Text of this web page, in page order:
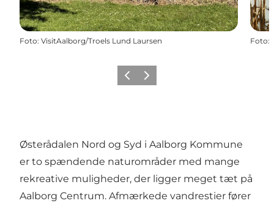
Foto: VisitAalborg/Troels Lund Laursen Foto:
ForrigeNæste
Østerådalen Nord og Syd i Aalborg Kommune
er to spændende naturområder med mange
rekreative muligheder, der ligger meget tæt på
Aalborg Centrum. Afmærkede vandrestier fører